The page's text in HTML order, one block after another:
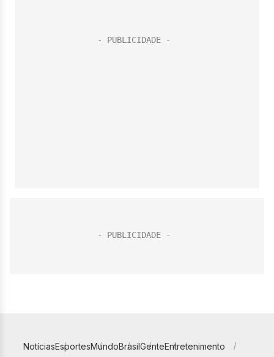
NotíciasEsportesMundoBrasilGenteEntretenimento